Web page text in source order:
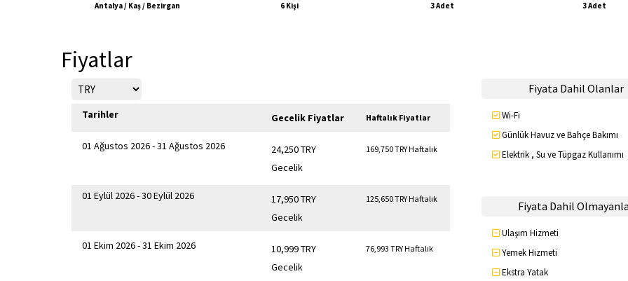
Antalya / Kaş / Bezirgan
6 Kişi
3 Adet
3 Adet
Fiyatlar
Tarihler Gecelik Fiyatlar Haftalık Fiyatlar
01 Ağustos 2026 - 31 Ağustos 2026
24,250 TRY
Gecelik
169,750 TRY Haftalık
01 Eylül 2026 - 30 Eylül 2026
17,950 TRY
Gecelik
125,650 TRY Haftalık
01 Ekim 2026 - 31 Ekim 2026
10,999 TRY
Gecelik
76,993 TRY Haftalık
Fiyata Dahil Olanlar
Wi-Fi
Günlük Havuz ve Bahçe Bakımı
Elektrik , Su ve Tüpgaz Kullanımı
Fiyata Dahil
Ulaşım Hizmeti
Yemek Hizmeti
Ekstra Yatak